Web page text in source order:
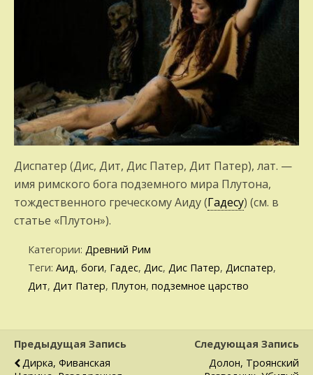
Диспатер (Дис, Дит, Дис Патер, Дит Патер), лат. —
имя римского бога подземного мира Плутона,
тождественного греческому Аиду (Гадесу) (см. в
статье «Плутон»).
Категории: Древний Рим
Теги: Аид, боги, Гадес, Дис, Дис Патер, Диспатер,
Дит, Дит Патер, Плутон, подземное царство
Предыдущая Запись
Дирка, Фиванская
Следующая Запись
Долон, Троянский